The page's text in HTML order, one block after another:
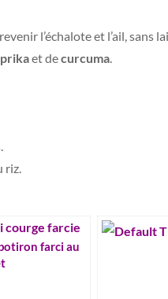
l’échalote et l’ail, sans
et decurcuma.
riz.
farci au